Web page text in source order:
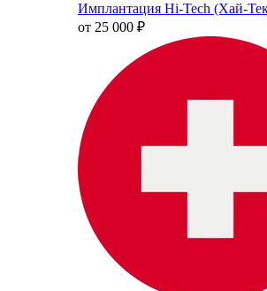
Имплантация Hi-Tech (Хай-
от 25 000 ₽